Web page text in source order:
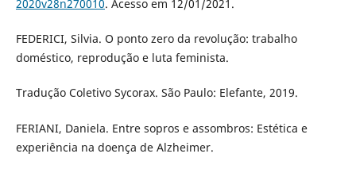
2020v28n270010. Acesso em 12/01/2021.
FEDERICI, Silvia. O ponto zero da revolução: trabalho
doméstico, reprodução e luta feminista.
Tradução Coletivo Sycorax. São Paulo: Elefante, 2019.
FERIANI, Daniela. Entre sopros e assombros: Estética e
experiência na doença de Alzheimer.